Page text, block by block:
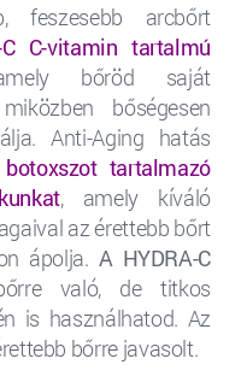
feszesebb arcbőrt
C C-vitamin tartalmú
bőröd saját
bőségesen
Anti-Aging hatás
tartalmazó
, amely kíváló
az érettebb bőrt
ápolja. A HYDRA-C
való, de titkos
is használhatod. Az
bőrre javasolt.